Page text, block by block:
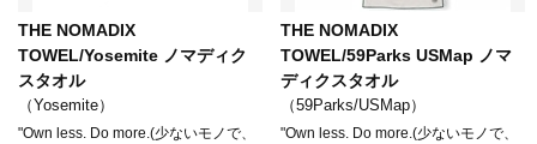
THE NOMADIX
TOWEL/Yosemite ノマディク
スタオル
（Yosemite）
"Own less. Do more.(少ないモノで、
THE NOMADIX
TOWEL/59Parks USMap ノマ
ディクスタオル
（59Parks/USMap）
"Own less. Do more.(少ないモノで、